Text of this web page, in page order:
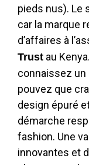
pieds nus). Le
car la marque
d’affaires à
Trust au
connaissez un
pouvez que
design épuré
démarche
fashion. Une
innovantes et